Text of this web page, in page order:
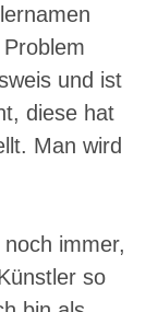
und ist
diese hat
Man wird
immer,
so